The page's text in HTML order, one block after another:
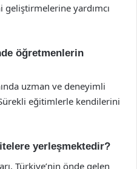
yardımcı
öğretmenlerin
uzman ve deneyimli
eğitimlerle kendilerini
yerleşmektedir?
Türkiye’nin önde gelen